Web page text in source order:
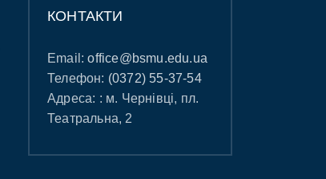
КОНТАКТИ
Email:office@bsmu.edu.ua
Телефон: (0372) 55-37-54
Адреса: : м. Чернівці, пл.
Театральна, 2